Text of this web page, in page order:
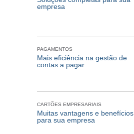
empresa
PAGAMENTOS
Mais eficiência na gestão de
contas a pagar
CARTÕES EMPRESARIAIS
Muitas vantagens e benefícios
para sua empresa